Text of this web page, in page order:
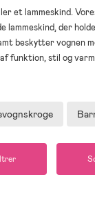
et lammeskind.
lammeskind, der
beskytter vognen
funktion, stil og